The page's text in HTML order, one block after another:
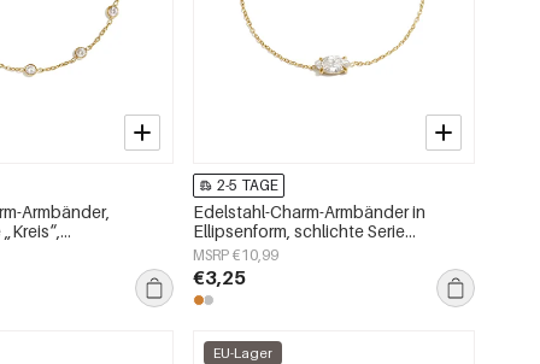
Armbänder,
2-5 TAGE
Edelstahl-Charm-Armbänder in
Ellipsenform, schlichte Serie
„Alltagsschmuck“, Damenschmuck
MSRP €10,99
€3,25
EU-Lager